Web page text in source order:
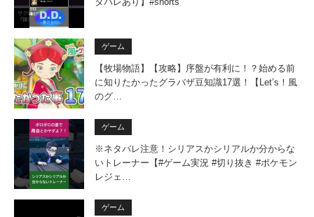
ゲーム
【牧場物語】【攻略】序盤が有利に！？始める前
に知りたかったグラバザ豆知識17選！【Let’s！風
のグ…
ゲーム
※ネタバレ注意！シリアスかシリアルか分からな
いトレーナー【#ゲーム実況 #切り抜き #ポケモン
レジェ…
ゲーム